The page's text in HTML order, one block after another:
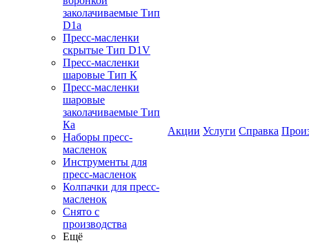
заколачиваемые Тип
D1a
Пресс-масленки
скрытые Тип D1V
Пресс-масленки
шаровые Тип К
Пресс-масленки
шаровые
заколачиваемые Тип
Кa
Наборы пресс-
масленок
Инструменты для
пресс-масленок
Колпачки для пресс-
масленок
Снято с
производства
Ещё
Акции Услуги Справка